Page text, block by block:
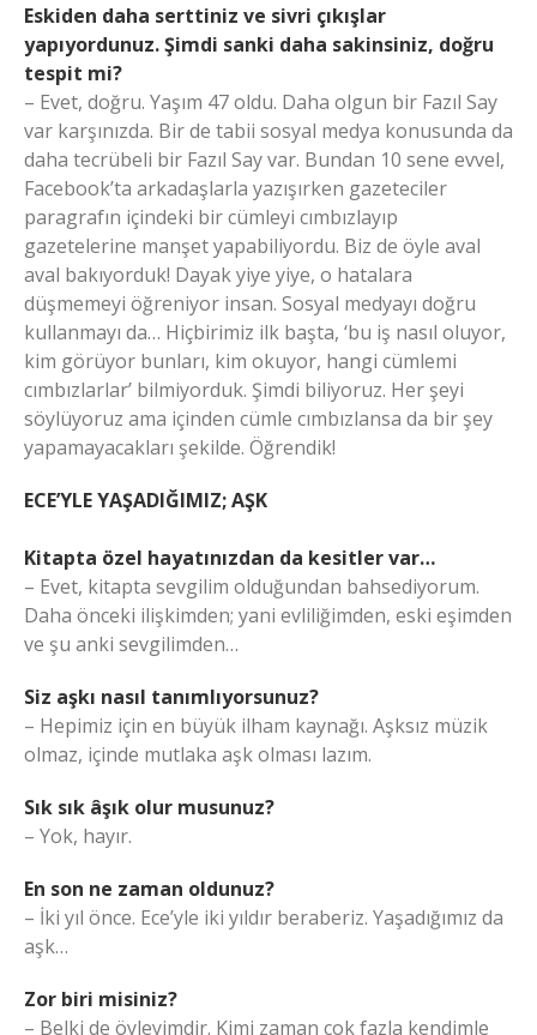
Eskiden daha serttiniz ve sivri çıkışlar
yapıyordunuz. Şimdi sanki daha sakinsiniz, doğru
tespit mi?
– Evet, doğru. Yaşım 47 oldu. Daha olgun bir Fazıl Say
var karşınızda. Bir de tabii sosyal medya konusunda da
daha tecrübeli bir Fazıl Say var. Bundan 10 sene evvel,
Facebook’ta arkadaşlarla yazışırken gazeteciler
paragrafın içindeki bir cümleyi cımbızlayıp
gazetelerine manşet yapabiliyordu. Biz de öyle aval
aval bakıyorduk! Dayak yiye yiye, o hatalara
düşmemeyi öğreniyor insan. Sosyal medyayı doğru
kullanmayı da… Hiçbirimiz ilk başta, ‘bu iş nasıl oluyor,
kim görüyor bunları, kim okuyor, hangi cümlemi
cımbızlarlar’ bilmiyorduk. Şimdi biliyoruz. Her şeyi
söylüyoruz ama içinden cümle cımbızlansa da bir şey
yapamayacakları şekilde. Öğrendik!
ECE’YLE YAŞADIĞIMIZ; AŞK
Kitapta özel hayatınızdan da kesitler var…
– Evet, kitapta sevgilim olduğundan bahsediyorum.
Daha önceki ilişkimden; yani evliliğimden, eski eşimden
ve şu anki sevgilimden…
Siz aşkı nasıl tanımlıyorsunuz?
– Hepimiz için en büyük ilham kaynağı. Aşksız müzik
olmaz, içinde mutlaka aşk olması lazım.
Sık sık âşık olur musunuz?
– Yok, hayır.
En son ne zaman oldunuz?
– İki yıl önce. Ece’yle iki yıldır beraberiz. Yaşadığımız da
aşk…
Zor biri misiniz?
– Belki de öyleyimdir. Kimi zaman çok fazla kendimle